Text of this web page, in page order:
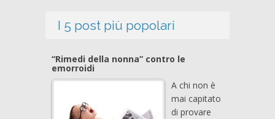
I 5 post più popolari
“Rimedi della nonna” contro le
emorroidi
A chi non è
mai capitato
di provare